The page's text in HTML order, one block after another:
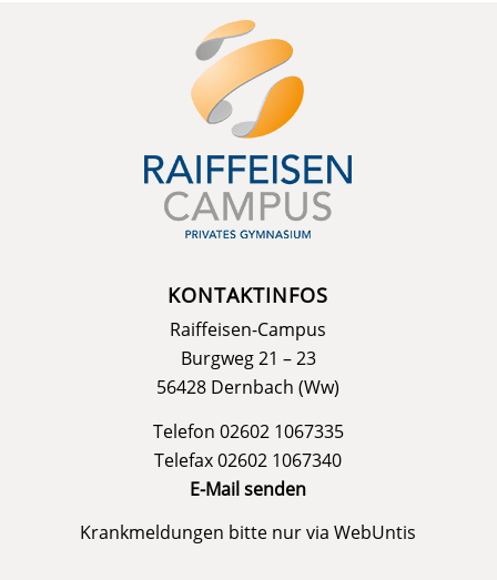
KONTAKTINFOS
Raiffeisen-Campus
Burgweg 21 – 23
56428 Dernbach (Ww)
Telefon 02602 1067335
Telefax 02602 1067340
E-Mail senden
Krankmeldungen bitte nur viaWebUntis